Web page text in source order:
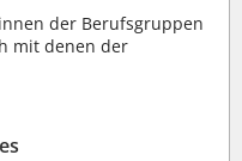
der Berufsgruppen
mit denen der